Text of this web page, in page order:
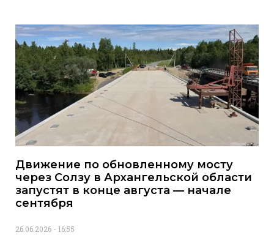
Движение по обновленному мосту
через Солзу в Архангельской области
запустят в конце августа — начале
сентября
26.06.2026 16:55